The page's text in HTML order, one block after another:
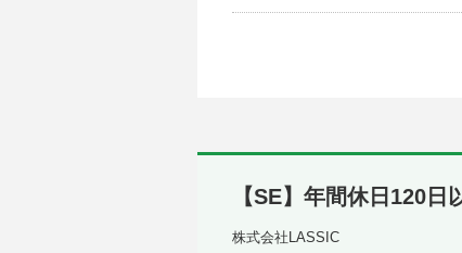
【SE】年間休日120
株式会社LASSIC